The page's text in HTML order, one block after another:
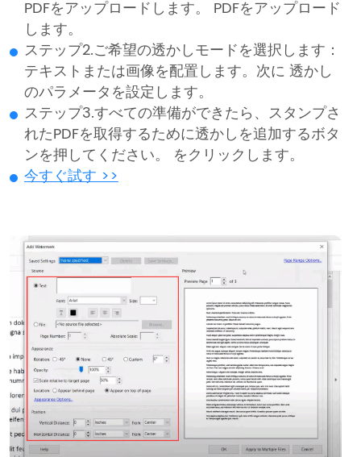
PDFをアップロードします。 PDFをアップロード
します。
ステップ2.ご希望の透かしモードを選択します：
テキストまたは画像を配置します。次に 透かし
のパラメータを設定します。
ステップ3.すべての準備ができたら、スタンプさ
れたPDFを取得するために透かしを追加するボタ
ンを押してください。 をクリックします。
今すぐ試す >>